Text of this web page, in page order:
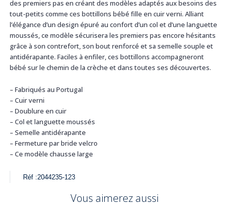
des premiers pas en créant des modèles adaptés aux besoins des
tout-petits comme ces bottillons bébé fille en cuir verni. Alliant
l’élégance d’un design épuré au confort d’un col et d’une languette
moussés, ce modèle sécurisera les premiers pas encore hésitants
grâce à son contrefort, son bout renforcé et sa semelle souple et
antidérapante. Faciles à enfiler, ces bottillons accompagneront
bébé sur le chemin de la crèche et dans toutes ses découvertes.
– Fabriqués au Portugal
– Cuir verni
– Doublure en cuir
– Col et languette moussés
– Semelle antidérapante
– Fermeture par bride velcro
– Ce modèle chausse large
Réf :2044235-123
Vous aimerez aussi